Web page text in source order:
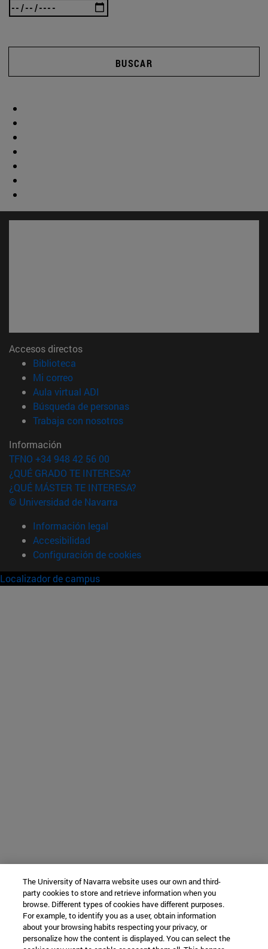
BUSCAR
Accesos directos
Biblioteca
Mi correo(abre en nueva ventana)
Aula virtual ADI
Búsqueda de personas(abre en nueva ventana)
Trabaja con nosotros(abre en nueva ventana)
Información
TFNO +34 948 42 56 00
¿QUÉ GRADO TE INTERESA?
¿QUÉ MÁSTER TE INTERESA?
© Universidad de Navarra
Información legal
Accesibilidad
Configuración de cookies
Localizador de campus
The University of Navarra website uses our own and third-
party cookies to store and retrieve information when you
browse. Different types of cookies have different purposes.
For example, to identify you as a user, obtain information
about your browsing habits respecting your privacy, or
personalize how the content is displayed. You can select the